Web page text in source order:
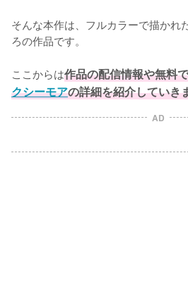
そんな本作は、フルカラーで描かれ
ろの作品です。
ここからは作品の配信情報や無料
クシーモアの詳細を紹介していき
AD